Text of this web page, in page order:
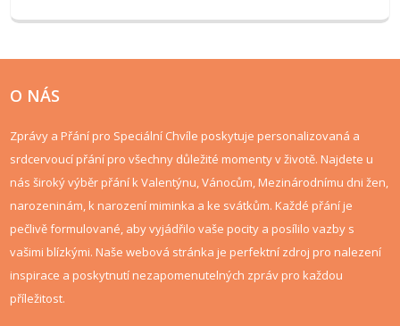
O NÁS
Zprávy a Přání pro Speciální Chvíle poskytuje personalizovaná a
srdcervoucí přání pro všechny důležité momenty v životě. Najdete u
nás široký výběr přání k Valentýnu, Vánocům, Mezinárodnímu dni žen,
narozeninám, k narození miminka a ke svátkům. Každé přání je
pečlivě formulované, aby vyjádřilo vaše pocity a posílilo vazby s
vašimi blízkými. Naše webová stránka je perfektní zdroj pro nalezení
inspirace a poskytnutí nezapomenutelných zpráv pro každou
příležitost.